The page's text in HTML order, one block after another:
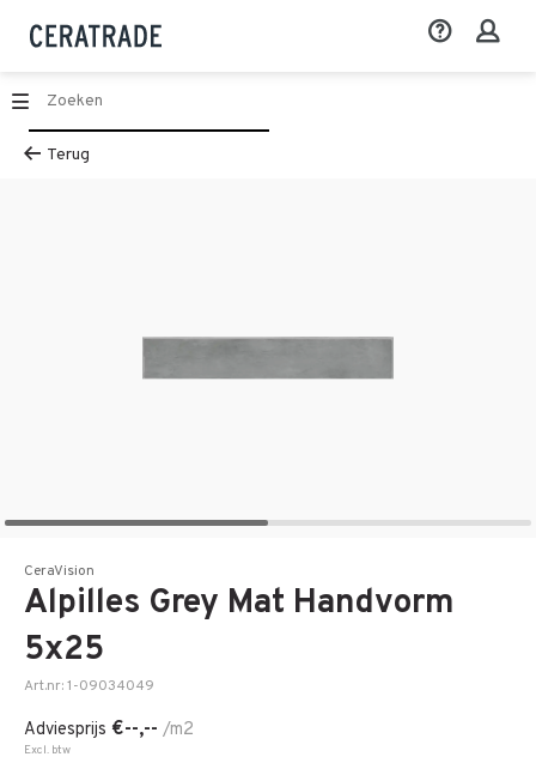
Terug
CeraVision
Alpilles Grey Mat Handvorm
5x25
Art.nr: 1-09034049
Adviesprijs €--,-- /m2
Excl. btw